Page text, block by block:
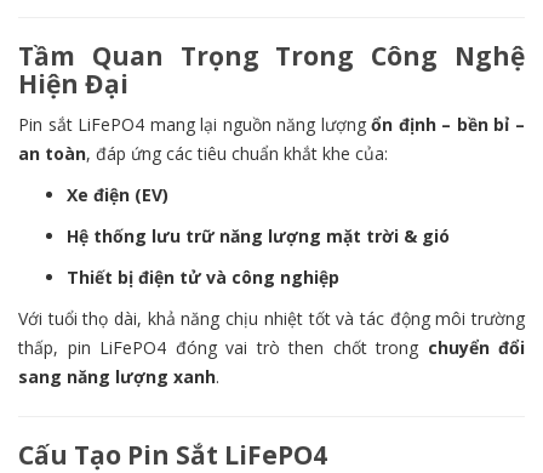
Tầm Quan Trọng Trong Công Nghệ
Hiện Đại
Pin sắt LiFePO4 mang lại nguồn năng lượngổn định – bền bỉ –
an toàn, đáp ứng các tiêu chuẩn khắt khe của:
Xe điện (EV)
Hệ thống lưu trữ năng lượng mặt trời & gió
Thiết bị điện tử và công nghiệp
Với tuổi thọ dài, khả năng chịu nhiệt tốt và tác động môi trường
thấp, pin LiFePO4 đóng vai trò then chốt trong chuyển đổi
sang năng lượng xanh.
Cấu Tạo Pin Sắt LiFePO4